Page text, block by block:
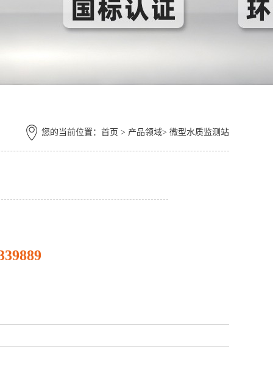
您的当前位置： 首页 > 产品领域> 微型水质监测站